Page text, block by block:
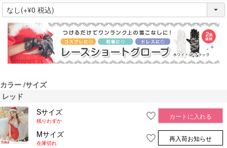
(
必
須
)
カラー サイズ
レッド
Sサイズ
残りわずか
カートに入れる
Mサイズ
在庫切れ
再入荷お知らせ